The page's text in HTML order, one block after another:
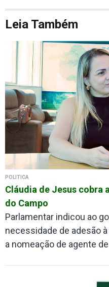
Leia Também
POLÍTICA
Cláudia de Jesus cobra
do Campo
Parlamentar indicou ao
necessidade de adesão
a nomeação de agente